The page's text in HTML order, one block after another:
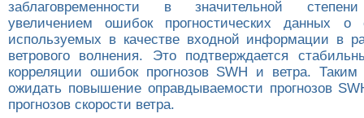
заблаговременности в значительной
увеличением ошибок прогностических данных о
используемых в качестве входной информации в
ветрового волнения. Это подтверждается
корреляции ошибок прогнозов SWH и ветра.
ожидать повышение оправдываемости прогнозов
прогнозов скорости ветра.